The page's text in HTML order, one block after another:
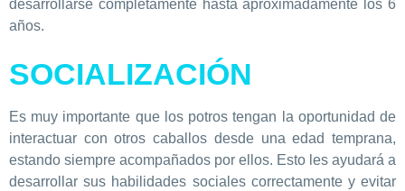
desarrollarse completamente hasta aproximadamente los 6
años.
SOCIALIZACIÓN
Es muy importante que los potros tengan la oportunidad de
interactuar con otros caballos desde una edad temprana,
estando siempre acompañados por ellos. Esto les ayudará a
desarrollar sus habilidades sociales correctamente y evitar